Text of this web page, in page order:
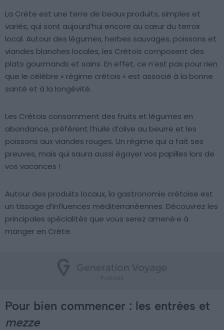
La Crète est une terre de beaux produits, simples et
variés, qui sont aujourd’hui encore au cœur du terroir
local. Autour des légumes, herbes sauvages, poissons et
viandes blanches locales, les Crétois composent des
plats gourmands et sains. En effet, ce n’est pas pour rien
que le célèbre « régime crétois » est associé à la bonne
santé et à la longévité.
Les Crétois consomment des fruits et légumes en
abondance, préfèrent l’huile d’olive au beurre et les
poissons aux viandes rouges. Un régime qui a fait ses
preuves, mais qui saura aussi égayer vos papilles lors de
vos vacances !
Autour des produits locaux, la gastronomie crétoise est
un tissage d’influences méditerranéennes. Découvrez les
principales spécialités que vous serez amené·e à
manger en Crète.
Pour bien commencer : les entrées et
mezze